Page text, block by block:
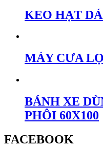
KEO HẠT
MÁY CƯA
BÁNH XE
PHÔI 60X100
FACEBOOK